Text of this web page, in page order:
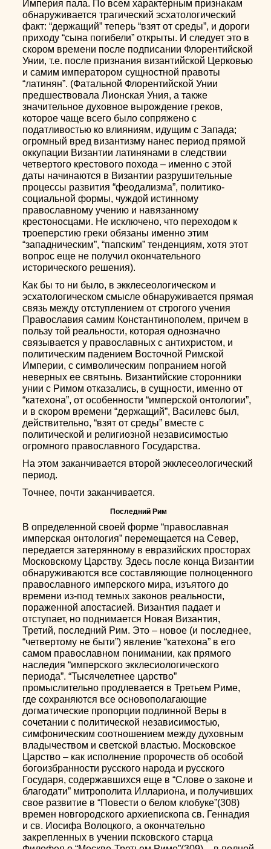
Империя пала. По всем характерным признакам
обнаруживается трагический эсхатологический
факт: “держащий” теперь “взят от среды”, и дороги
приходу “сына погибели” открыты. И следует это в
скором времени после подписании Флорентийской
Унии, т.е. после признания византийской Церковью
и самим императором сущностной правоты
“латинян”. (Фатальной Флорентийской Унии
предшествовала Лионская Уния, а также
значительное духовное вырождение греков,
которое чаще всего было сопряжено с
податливостью ко влияниям, идущим с Запада;
огромный вред византизму нанес период прямой
оккупации Византии латинянами в следствии
четвертого крестового похода – именно с этой
даты начинаются в Византии разрушительные
процессы развития “феодализма”, политико-
социальной формы, чуждой истинному
православному учению и навязанному
крестоносцами. Не исключено, что переходом к
троеперстию греки обязаны именно этим
“западническим”, “папским” тенденциям, хотя этот
вопрос еще не получил окончательного
исторического решения).
Как бы то ни было, в экклесеологическом и
эсхатологическом смысле обнаруживается прямая
связь между отступлением от строгого учения
Православия самим Константинополем, причем в
пользу той реальности, которая однозначно
связывается у православных с антихристом, и
политическим падением Восточной Римской
Империи, с символическим попранием ногой
неверных ее святынь. Византийские сторонники
унии с Римом отказались, в сущности, именно от
“катехона”, от особенности “имперской онтологии”,
и в скором времени “держащий”, Василевс был,
действительно, “взят от среды” вместе с
политической и религиозной независимостью
огромного православного Государства.
На этом заканчивается второй экклесеологический
период.
Точнее, почти заканчивается.
Последний Рим
В определенной своей форме “православная
имперская онтология” перемещается на Север,
передается затерянному в евразийских просторах
Московскому Царству. Здесь после конца Византии
обнаруживаются все составляющие полноценного
православного имперского мира, изъятого до
времени из-под темных законов реальности,
пораженной апостасией. Византия падает и
отступает, но поднимается Новая Византия,
Третий, последний Рим. Это – новое (и последнее,
“четвертому не быти”) явление “катехона” в его
самом православном понимании, как прямого
наследия “имперского экклесиологического
периода”. “Тысячелетнее царство”
промыслительно продлевается в Третьем Риме,
где сохраняются все основополагающие
догматические пропорции подлинной Веры в
сочетании с политической независимостью,
симфоническим соотношением между духовным
владычеством и светской властью. Московское
Царство – как исполнение пророчеств об особой
богоизбранности русского народа и русского
Государя, содержавшихся еще в “Слове о законе и
благодати” митрополита Иллариона, и получивших
свое развитие в “Повести о белом клобуке”(308)
времен новгородского архиепископа св. Геннадия
и св. Иосифа Волоцкого, а окончательно
закрепленных в учении псковского старца